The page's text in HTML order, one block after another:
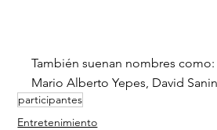
También suenan nombres como:
Mario Alberto Yepes, David
participantes
Entretenimiento